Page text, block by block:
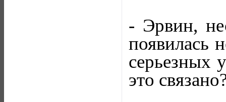
- Эрвин,
появилась
серьезных
это